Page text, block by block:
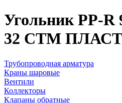
Угольник PP-R
32 СТМ ПЛАСТ
Трубопроводная арматура
Краны шаровые
Вентили
Коллекторы
Клапаны обратные